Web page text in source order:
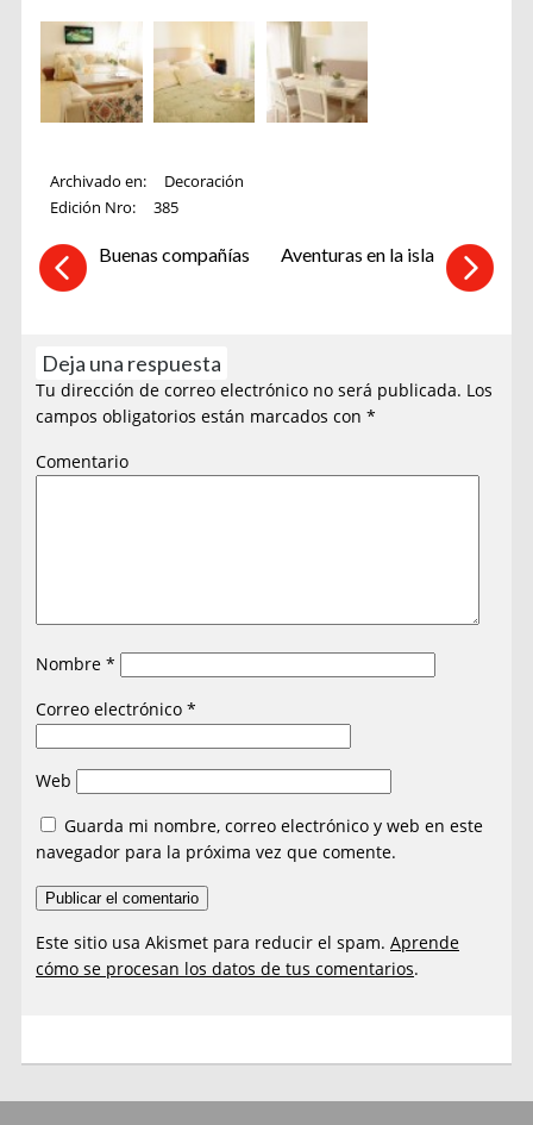
Archivado en:
Decoración
Edición Nro:
385
Buenas compañías Aventuras en la isla
Deja una respuesta
Tu dirección de correo electrónico no será publicada. Los
campos obligatorios están marcados con*
Comentario
Nombre*
Correo electrónico*
Web
Guarda mi nombre, correo electrónico y web en este
navegador para la próxima vez que comente.
Este sitio usa Akismet para reducir el spam.Aprende
cómo se procesan los datos de tus comentarios.